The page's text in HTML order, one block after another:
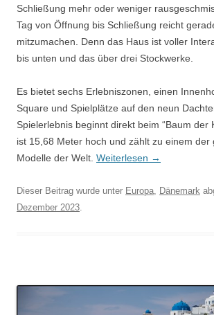
Schließung mehr oder weniger
Tag von Öffnung bis Schließung reicht
mitzumachen. Denn das Haus ist voller
bis unten und das über drei Stockwerke.
Es bietet sechs Erlebniszonen, einen
Square und Spielplätze auf den neun
Spielerlebnis beginnt direkt beim “Baum der
ist 15,68 Meter hoch und zählt zu einem der
Modelle der Welt. Weiterlesen →
Dieser Beitrag wurde unter Europa Dänemark
Dezember 2023